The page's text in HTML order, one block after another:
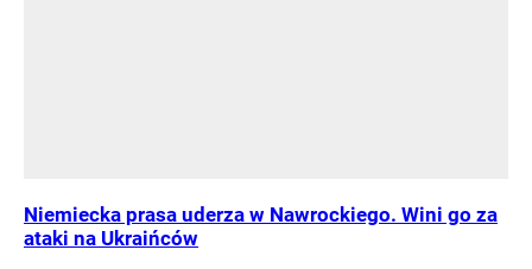
Niemiecka prasa uderza w Nawrockiego. Wini go za
ataki na Ukraińców